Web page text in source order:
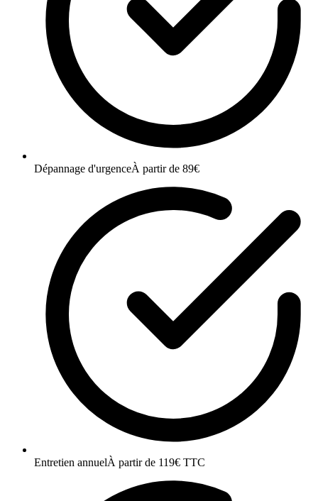
Dépannage d'urgenceÀ partir de 89€
Entretien annuelÀ partir de 119€ TTC